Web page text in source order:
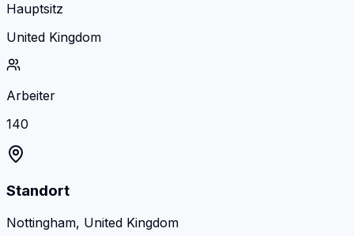
Hauptsitz
United Kingdom
Arbeiter
140
Standort
Nottingham, United Kingdom